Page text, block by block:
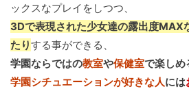
ックスなプレイをしつつ、
3Dで表現された少女達の露出度MAX
たりする事ができる、
学園ならではの教室や保健室で楽しめ
学園シチュエーションが好きな人には